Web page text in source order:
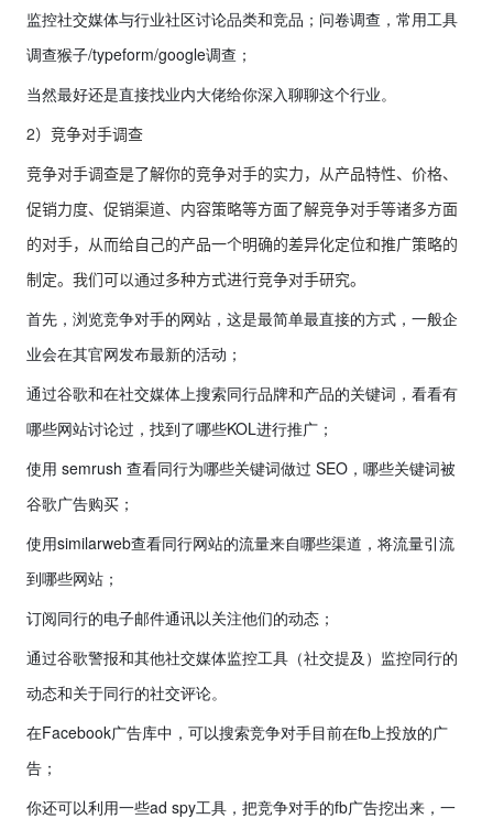
监控社交媒体与行业社区讨论品类和竞品；问卷调查，常用工具
调查猴子/typeform/google调查；
当然最好还是直接找业内大佬给你深入聊聊这个行业。
2）竞争对手调查
竞争对手调查是了解你的竞争对手的实力，从产品特性、价格、
促销力度、促销渠道、内容策略等方面了解竞争对手等诸多方面
的对手，从而给自己的产品一个明确的差异化定位和推广策略的
制定。我们可以通过多种方式进行竞争对手研究。
首先，浏览竞争对手的网站，这是最简单最直接的方式，一般企
业会在其官网发布最新的活动；
通过谷歌和在社交媒体上搜索同行品牌和产品的关键词，看看有
哪些网站讨论过，找到了哪些KOL进行推广；
使用 semrush 查看同行为哪些关键词做过 SEO，哪些关键词被
谷歌广告购买；
使用similarweb查看同行网站的流量来自哪些渠道，将流量引流
到哪些网站；
订阅同行的电子邮件通讯以关注他们的动态；
通过谷歌警报和其他社交媒体监控工具（社交提及）监控同行的
动态和关于同行的社交评论。
在Facebook广告库中，可以搜索竞争对手目前在fb上投放的广
告；
你还可以利用一些ad spy工具，把竞争对手的fb广告挖出来，一